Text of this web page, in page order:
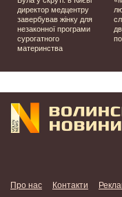
директор медцентру
завербував жінку для
незаконної програми
сурогатного
материнства
Про нас
Контакти